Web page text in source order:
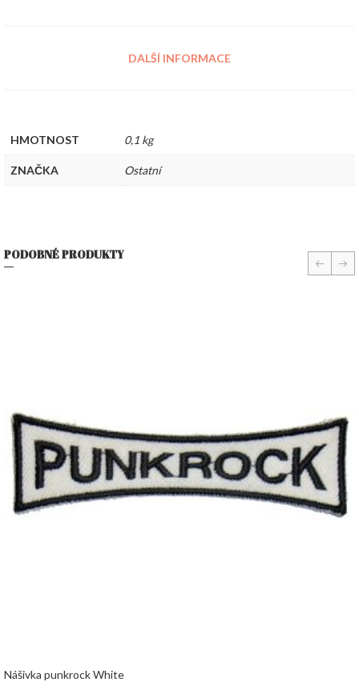
DALŠÍ INFORMACE
HMOTNOST 0,1 kg
ZNAČKA Ostatní
PODOBNÉ PRODUKTY
Nášivka punkrock White
prev